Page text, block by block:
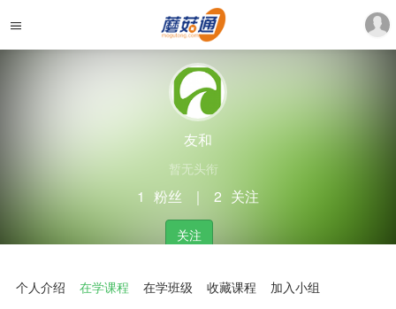
友和
暂无头衔
1 粉丝 ｜ 2 关注
关注
个人介绍 在学课程 在学班级 收藏课程
加入小组